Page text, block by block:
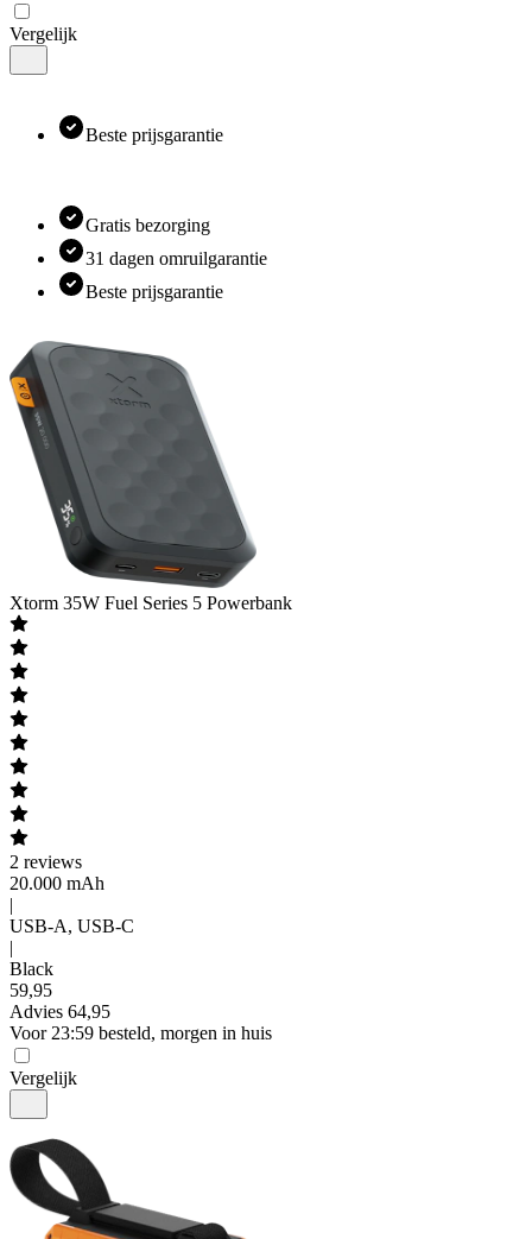
Vergelijk
Beste prijsgarantie
Gratis bezorging
31 dagen omruilgarantie
Beste prijsgarantie
Xtorm 35W Fuel Series 5 Powerbank
2 reviews
20.000 mAh
|
USB-A, USB-C
|
Black
59,95
Advies 64,95
Voor 23:59 besteld, morgen in huis
Vergelijk